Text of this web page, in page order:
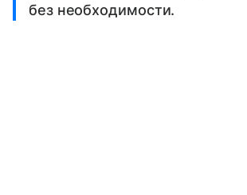
без необходимости.